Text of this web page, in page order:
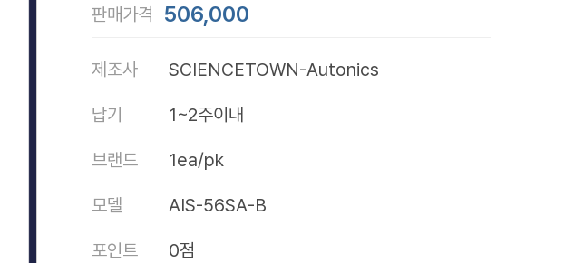
판매가격 506,000
제조사 SCIENCETOWN-Autonics
납기 1~2주이내
브랜드 1ea/pk
모델 AIS-56SA-B
포인트 0점